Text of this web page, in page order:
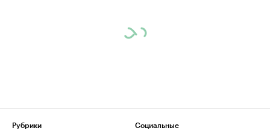
Рубрики
Социальные